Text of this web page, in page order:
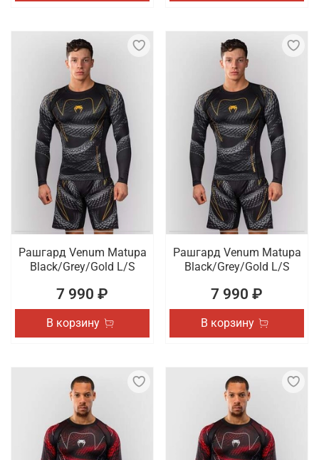
Рашгард Venum Matupa
Black/Grey/Gold L/S
7 990 ₽
В корзину
Рашгард Venum Matupa
Black/Grey/Gold L/S
7 990 ₽
В корзину